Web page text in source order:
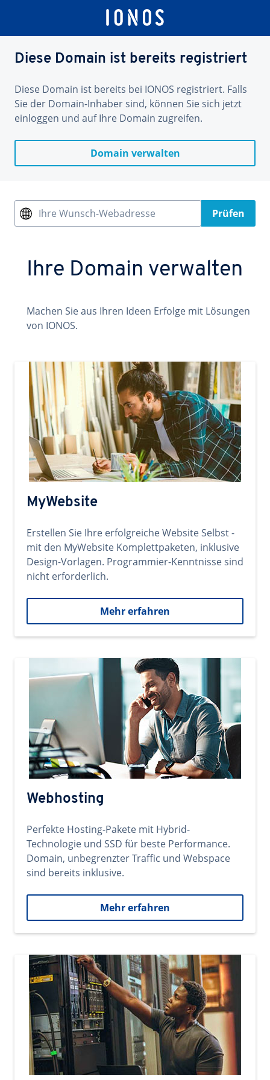
Diese Domain ist bereits registriert
Diese Domain ist bereits bei IONOS registriert. Falls
Sie der Domain-Inhaber sind, können Sie sich jetzt
einloggen und auf Ihre Domain zugreifen.
Domain verwalten
Ihre Wunsch-Webadresse Prüfen
Ihre Domain verwalten
Machen Sie aus Ihren Ideen Erfolge mit Lösungen
von IONOS.
MyWebsite
Erstellen Sie Ihre erfolgreiche Website Selbst -
mit den MyWebsite Komplettpaketen, inklusive
Design-Vorlagen. Programmier-Kenntnisse sind
nicht erforderlich.
Mehr erfahren
Webhosting
Perfekte Hosting-Pakete mit Hybrid-
Technologie und SSD für beste Performance.
Domain, unbegrenzter Traffic und Webspace
sind bereits inklusive.
Mehr erfahren